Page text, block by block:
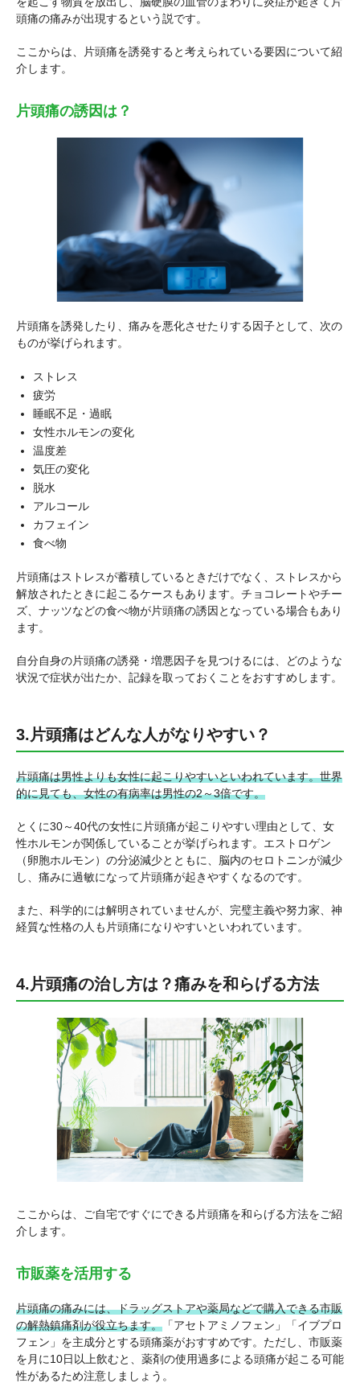
頭痛の痛みが出現するという説です。
ここからは、片頭痛を誘発すると考えられている要因について紹
介します。
片頭痛の誘因は？
片頭痛を誘発したり、痛みを悪化させたりする因子として、次の
ものが挙げられます。
ストレス
疲労
睡眠不足・過眠
女性ホルモンの変化
温度差
気圧の変化
脱水
アルコール
カフェイン
食べ物
片頭痛はストレスが蓄積しているときだけでなく、ストレスから
解放されたときに起こるケースもあります。チョコレートやチー
ズ、ナッツなどの食べ物が片頭痛の誘因となっている場合もあり
ます。
自分自身の片頭痛の誘発・増悪因子を見つけるには、どのような
状況で症状が出たか、記録を取っておくことをおすすめします。
3.片頭痛はどんな人がなりやすい？
片頭痛は男性よりも女性に起こりやすいといわれています。世界
的に見ても、女性の有病率は男性の2～3倍です。
とくに30～40代の女性に片頭痛が起こりやすい理由として、女
性ホルモンが関係していることが挙げられます。エストロゲン
（卵胞ホルモン）の分泌減少とともに、脳内のセロトニンが減少
し、痛みに過敏になって片頭痛が起きやすくなるのです。
また、科学的には解明されていませんが、完璧主義や努力家、神
経質な性格の人も片頭痛になりやすいといわれています。
4.片頭痛の治し方は？痛みを和らげる方法
ここからは、ご自宅ですぐにできる片頭痛を和らげる方法をご紹
介します。
市販薬を活用する
片頭痛の痛みには、ドラッグストアや薬局などで購入できる市販
の解熱鎮痛剤が役立ちます。 「アセトアミノフェン」「イブプロ
フェン」を主成分とする頭痛薬がおすすめです。ただし、市販薬
を月に10日以上飲むと、薬剤の使用過多による頭痛が起こる可能
性があるため注意しましょう。